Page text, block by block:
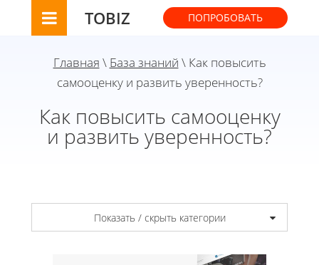
TOBIZ ПОПРОБОВАТЬ
Главная \ База знаний \ Как повысить
самооценку и развить уверенность?
Как повысить самооценку
и развить уверенность?
Показать / скрыть категории